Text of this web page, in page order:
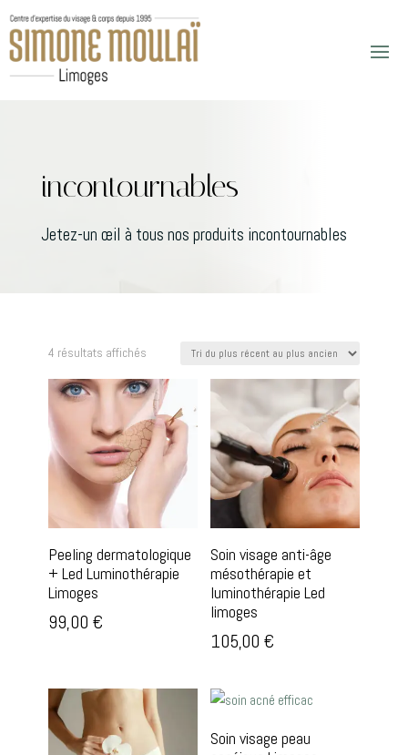
incontournables
Jetez-un œil à tous nos produits incontournables
4 résultats affichésTrié
plus
récent
au
plus
ancien
Peeling dermatologique
+ Led Luminothérapie
Limoges
99,00 €
Soin visage anti-âge
mésothérapie et
luminothérapie Led
limoges
105,00 €
Soin visage peau